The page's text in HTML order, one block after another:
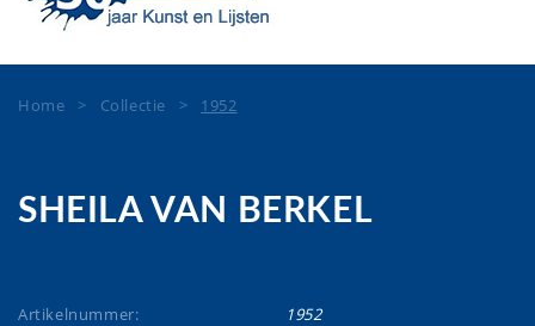
Home > Collectie > 1952
SHEILA VAN BERKEL
Artikelnummer:
1952